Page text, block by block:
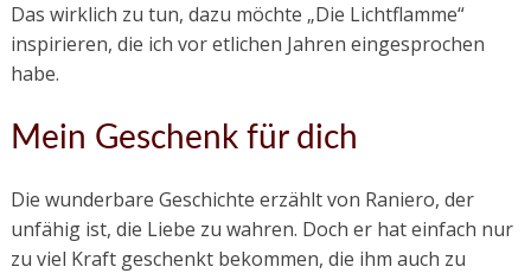
Das wirklich zu tun, dazu möchte „Die Lichtflamme“
inspirieren, die ich vor etlichen Jahren eingesprochen
habe.
Mein Geschenk für dich
Die wunderbare Geschichte erzählt von Raniero, der
unfähig ist, die Liebe zu wahren. Doch er hat einfach nur
zu viel Kraft geschenkt bekommen, die ihm auch zu